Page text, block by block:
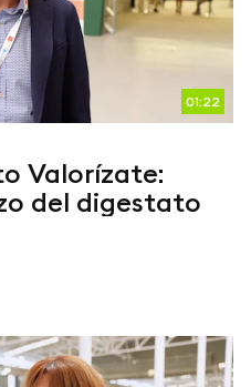
01:22
Valorízate:
del digestato